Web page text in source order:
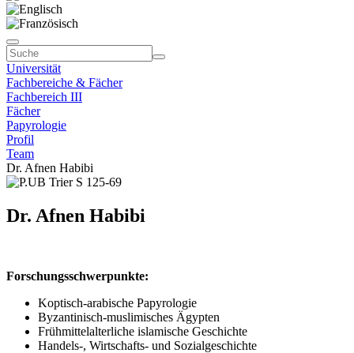
Universität
Fachbereiche & Fächer
Fachbereich III
Fächer
Papyrologie
Profil
Team
Dr. Afnen Habibi
Dr. Afnen Habibi
Forschungsschwerpunkte:
Koptisch-arabische Papyrologie
Byzantinisch-muslimisches Ägypten
Frühmittelalterliche islamische Geschichte
Handels-, Wirtschafts- und Sozialgeschichte